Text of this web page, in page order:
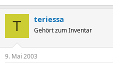
T teriessa
Gehört zum Inventar
9. Mai 2003